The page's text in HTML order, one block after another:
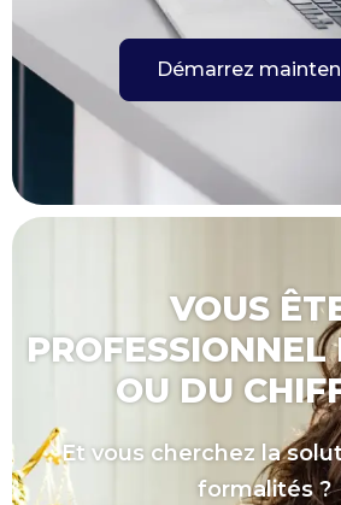
Démarrez
VOUS
OU DU
Et vous cherchez la
formalités